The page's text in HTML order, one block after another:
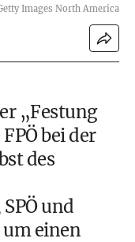
Images North America
„Festung
bei der
des
und
um einen